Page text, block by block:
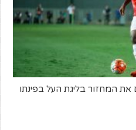
המחזור בליגת העל בפינתו